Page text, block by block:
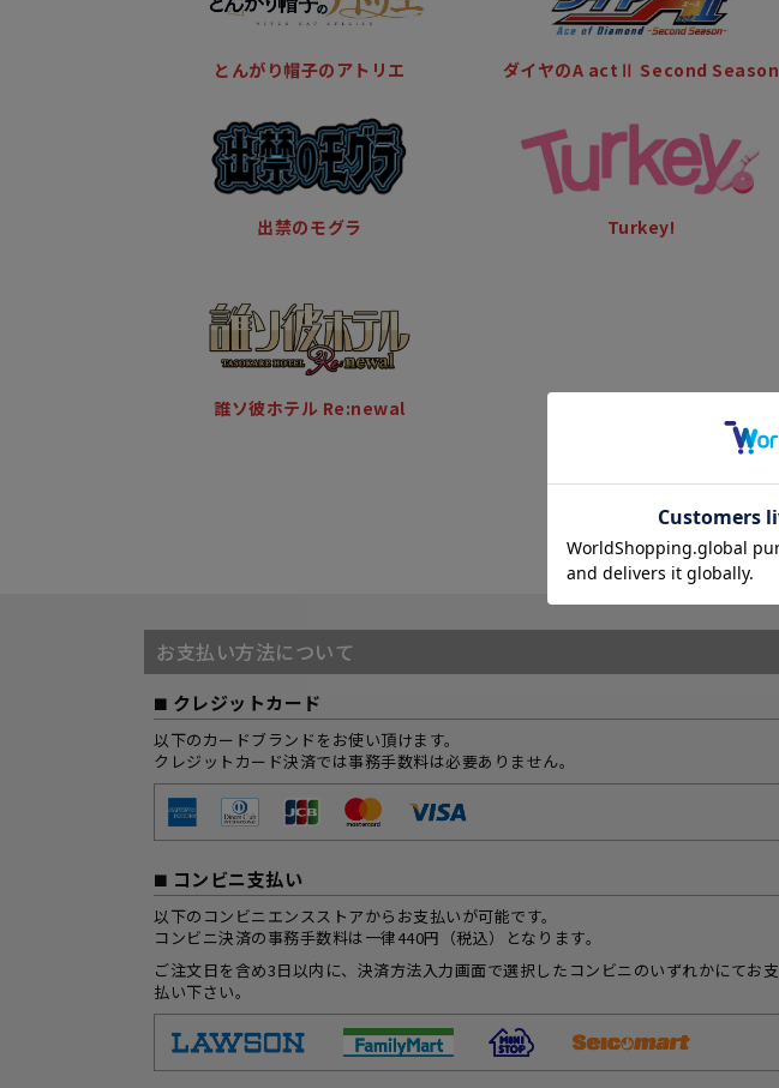
とんがり帽子のアトリエ ダイヤのA actⅡ Second Season
出禁のモグラ Turkey!
誰ソ彼ホテル Re:newal
お支払い方法について
クレジットカード
以下のカードブランドをお使い頂けます。
クレジットカード決済では事務手数料は必要ありません。
コンビニ支払い
以下のコンビニエンスストアからお支払いが可能です。
コンビニ決済の事務手数料は一律440円（税込）となります。
ご注文日を含め3日以内に、決済方法入力画面で選択したコンビニのいずれかにてお支
払い下さい。